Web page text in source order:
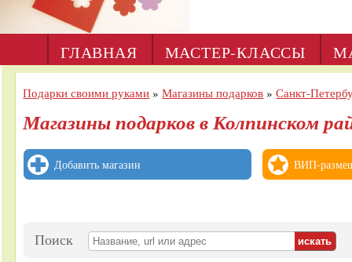
ГЛАВНАЯ МАСТЕР-КЛАССЫ
Подарки своими руками »Магазины подарков »Санкт-
Магазины подарков в Колпинском
Добавить магазин ВИП-
Поиск